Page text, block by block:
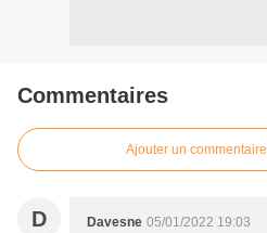
Commentaires
Ajouter un commentaire
D Davesne 05/01/2022 19:03